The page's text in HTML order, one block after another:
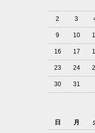
2 3
9 10
16 17
23 24
30 31
日
月